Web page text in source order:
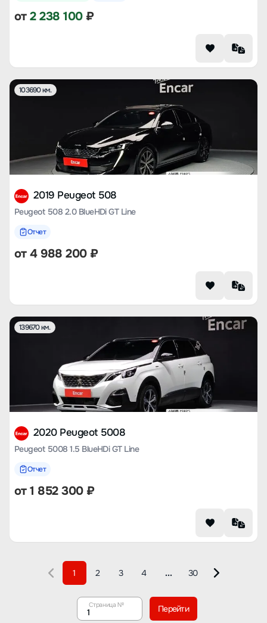
от2 238 100₽
103690 км.
2019 Peugeot 508
Peugeot 508 2.0 BlueHDi GT Line
Отчет
от4 988 200₽
139670 км.
2020 Peugeot 5008
Peugeot 5008 1.5 BlueHDi GT Line
Отчет
от1 852 300₽
Назад1 2 3 4 ... 30 Вперед
Cтраница № Перейти